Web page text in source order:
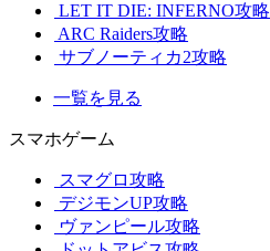
LET IT DIE: INFERNO攻略
ARC Raiders攻略
サブノーティカ2攻略
一覧を見る
スマホゲーム
スマグロ攻略
デジモンUP攻略
ヴァンピール攻略